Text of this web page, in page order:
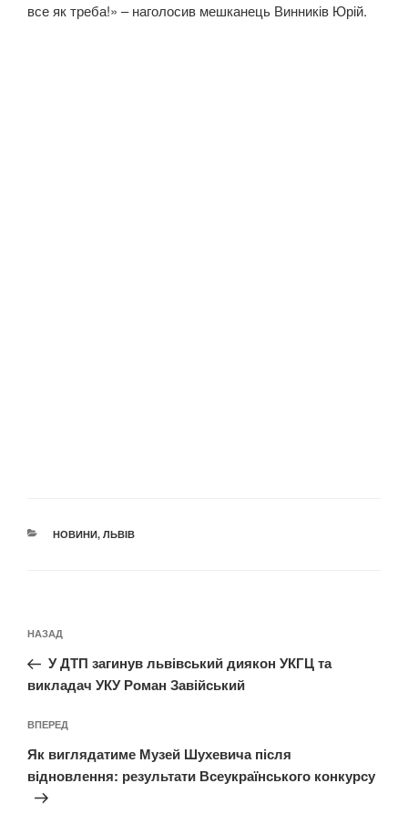
все як треба!» – наголосив мешканець Винників Юрій.
КАТЕГОРІЇ
НОВИНИ, ЛЬВІВ
записів
Попередній
запис:
НАЗАД
У ДТП загинув львівський диякон УКГЦ та
викладач УКУ Роман Завійський
Наступний
запис
ВПЕРЕД
Як виглядатиме Музей Шухевича після
відновлення: результати Всеукраїнського конкурсу